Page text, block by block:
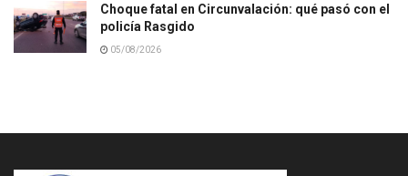
Choque fatal en Circunvalación: qué pasó con el
policía Rasgido
05/08/2026